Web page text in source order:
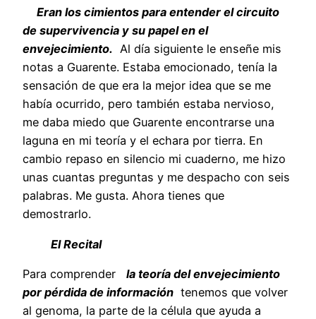
Eran los cimientos para entender el circuito
de supervivencia y su papel en el
envejecimiento. Al día siguiente le enseñe mis
notas a Guarente. Estaba emocionado, tenía la
sensación de que era la mejor idea que se me
había ocurrido, pero también estaba nervioso,
me daba miedo que Guarente encontrarse una
laguna en mi teoría y el echara por tierra. En
cambio repaso en silencio mi cuaderno, me hizo
unas cuantas preguntas y me despacho con seis
palabras. Me gusta. Ahora tienes que
demostrarlo.
El Recital
Para comprender
la teoría del envejecimiento
por pérdida de información tenemos que volver
al genoma, la parte de la célula que ayuda a